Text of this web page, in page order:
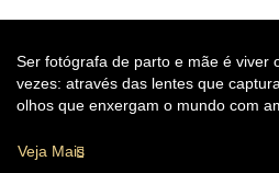
Ser fotógrafa de parto e mãe é viver
vezes: através das lentes que
olhos que enxergam o mundo com
Veja Mais